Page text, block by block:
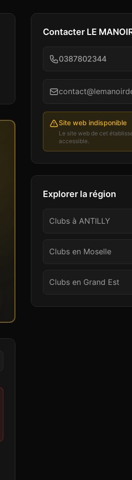
Contacter LE
0387802344
Site web indisponible
Le site web de cet
accessible.
Explorer la région
Clubs à ANTILLY
Clubs en Moselle
Clubs en Grand Est